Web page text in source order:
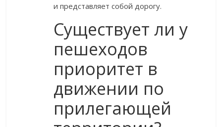
и представляет собой дорогу.
Существует ли у
пешеходов
приоритет в
движении по
прилегающей